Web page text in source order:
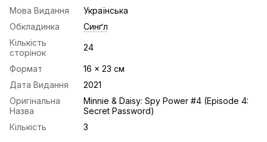
Мова Видання
Українська
Обкладинка
Синґл
Кількість
сторінок
24
Формат
16 x 23 см
Дата Видання
2021
Оригінальна
Назва
Minnie & Daisy: Spy Power #4 (Episode 4:
Secret Password)
Кількість
3